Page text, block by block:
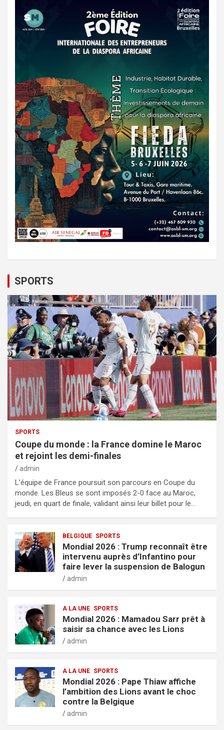
SPORTS
SPORTS
Coupe du monde : la France domine le Maroc
et rejoint les demi-finales
admin
L’équipe de France poursuit son parcours en Coupe du
monde. Les Bleus se sont imposés 2-0 face au Maroc,
jeudi, en quart de finale, validant ainsi leur billet pour le…
BELGIQUE SPORTS
Mondial 2026 : Trump reconnaît être
intervenu auprès d’Infantino pour
faire lever la suspension de Balogun
admin
A LA UNE SPORTS
Mondial 2026 : Mamadou Sarr prêt à
saisir sa chance avec les Lions
admin
A LA UNE SPORTS
Mondial 2026 : Pape Thiaw affiche
l’ambition des Lions avant le choc
contre la Belgique
admin